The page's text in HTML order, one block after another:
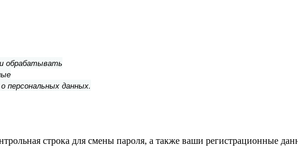
обрабатывать
персональных данных.
строка для смены пароля, а также ваши регистрационные